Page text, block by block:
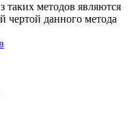
таких методов являются
чертой данного метода